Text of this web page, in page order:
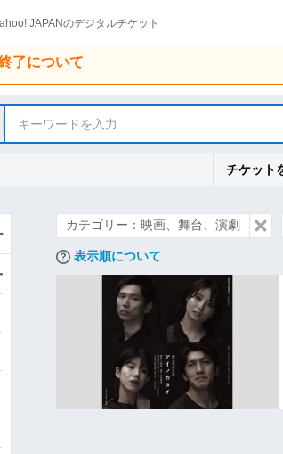
JAPANのデジタルチケット
了について
キーワードを入力
チケット
カテゴリー：映画、舞台、演劇
表示順について